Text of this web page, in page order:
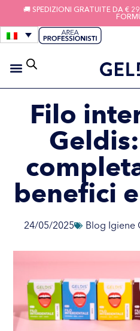
🚚 SPEDIZIONI GRATUITE DA €
Filo
benefici
24/05/2025 Blog Igiene